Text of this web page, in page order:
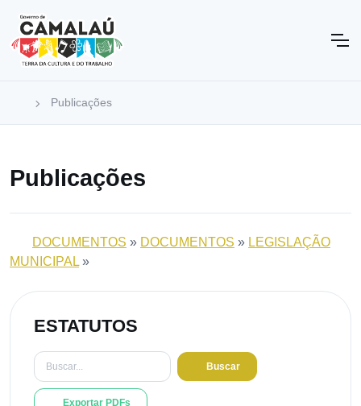
Publicações
Publicações
DOCUMENTOS » DOCUMENTOS » LEGISLAÇÃO
MUNICIPAL »
ESTATUTOS
Buscar
Exportar PDFs